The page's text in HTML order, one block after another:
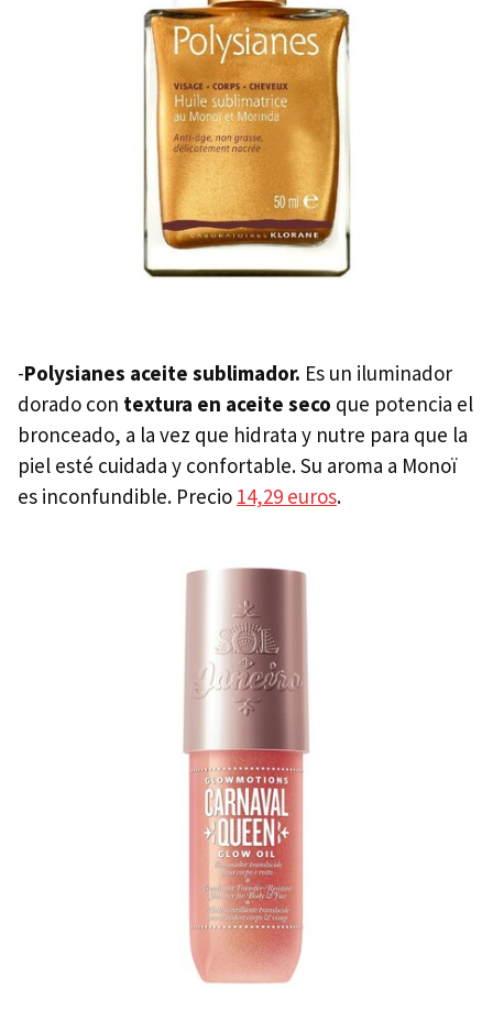
-Polysianes aceite sublimador. Es un iluminador
dorado con textura en aceite seco que potencia el
bronceado, a la vez que hidrata y nutre para que la
piel esté cuidada y confortable. Su aroma a Monoï
es inconfundible. Precio 14,29 euros.